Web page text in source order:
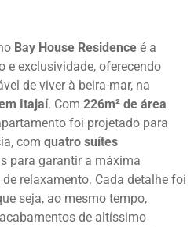
Bay House Residence é a
e exclusividade, oferecendo
de viver à beira-mar, na
Itajaí. Com 226m² de área
foi projetado para
com quatro suítes
para garantir a máxima
relaxamento. Cada detalhe foi
seja, ao mesmo tempo,
de altíssimo